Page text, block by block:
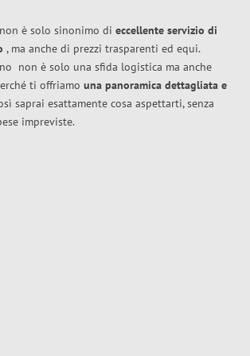
è solo sinonimo di eccellente servizio di
, ma anche di prezzi trasparenti ed equi.
non è solo una sfida logistica ma anche
ti offriamo una panoramica dettagliata e
saprai esattamente cosa aspettarti, senza
impreviste.